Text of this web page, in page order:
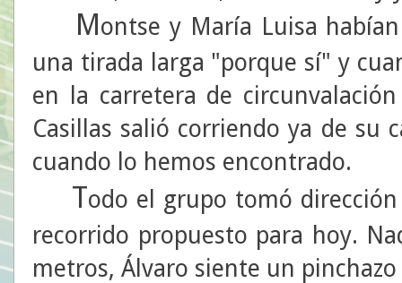
Montse y María Luisa
una tirada larga "porque sí" y
en la carretera de
Casillas salió corriendo ya de su
cuando lo hemos encontrado.
Todo el grupo tomó
recorrido propuesto para hoy.
metros, Álvaro siente un